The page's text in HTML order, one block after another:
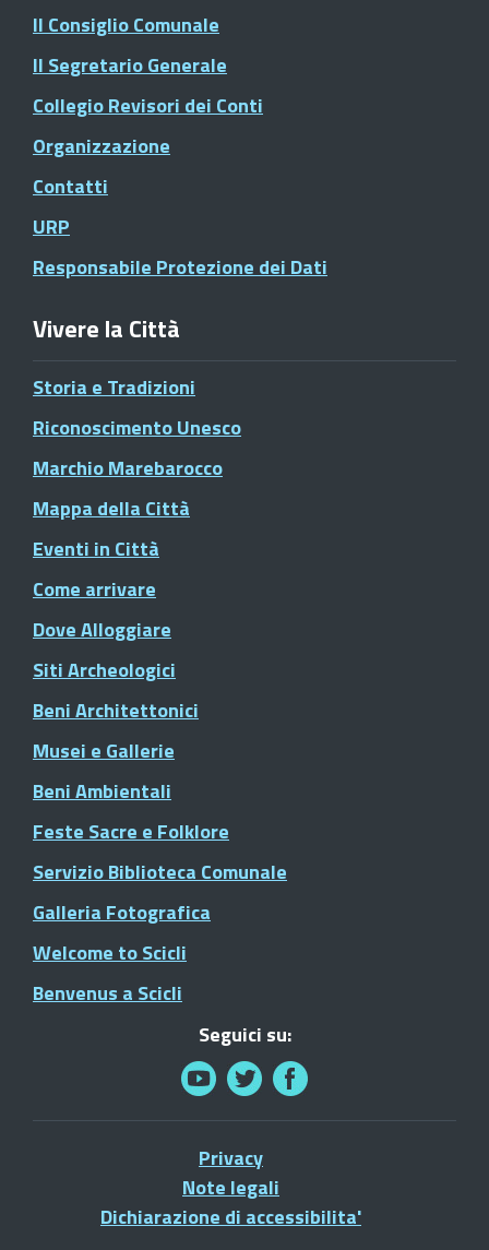
Il Consiglio Comunale
Il Segretario Generale
Collegio Revisori dei Conti
Organizzazione
Contatti
URP
Responsabile Protezione dei Dati
Vivere la Città
Storia e Tradizioni
Riconoscimento Unesco
Marchio Marebarocco
Mappa della Città
Eventi in Città
Come arrivare
Dove Alloggiare
Siti Archeologici
Beni Architettonici
Musei e Gallerie
Beni Ambientali
Feste Sacre e Folklore
Servizio Biblioteca Comunale
Galleria Fotografica
Welcome to Scicli
Benvenus a Scicli
Seguici su:
Privacy
Note legali
Dichiarazione di accessibilita'